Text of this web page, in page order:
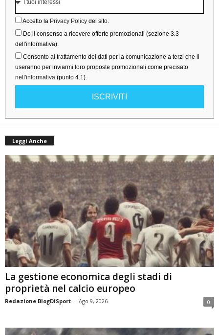
Accetto la Privacy Policy del sito.
Do il consenso a ricevere offerte promozionali (sezione 3.3
dell'informativa).
Consento al trattamento dei dati per la comunicazione a terzi che li
useranno per inviarmi loro proposte promozionali come precisato
nell'informativa (punto 4.1).
ISCRIVITI
Leggi Anche
La gestione economica degli stadi di
proprietà nel calcio europeo
Redazione BlogDiSport - Ago 9, 2026 0